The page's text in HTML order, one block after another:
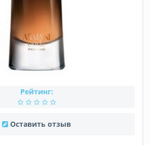
Рейтинг:
Оставить отзыв